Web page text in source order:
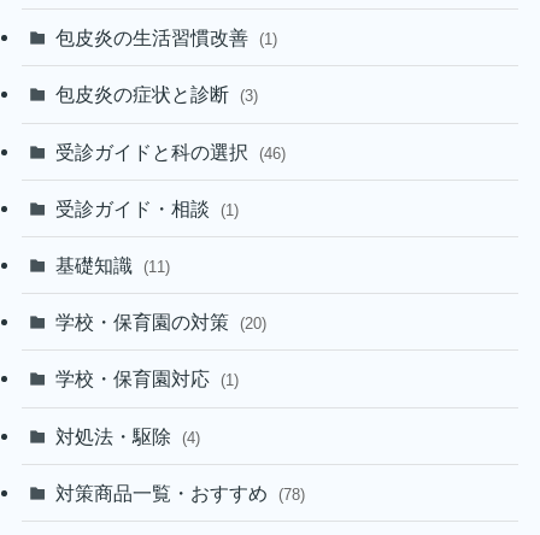
包皮炎の生活習慣改善 (1)
包皮炎の症状と診断 (3)
受診ガイドと科の選択 (46)
受診ガイド・相談 (1)
基礎知識 (11)
学校・保育園の対策 (20)
学校・保育園対応 (1)
対処法・駆除 (4)
対策商品一覧・おすすめ (78)